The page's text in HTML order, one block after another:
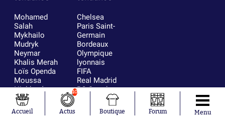
Mohamed
Salah
Mykhailo
Mudryk
Neymar
Khalis Merah
Loïs Openda
Moussa
Niakhaté
Nicolás
Tagliafico
Pavel Šulc
Chelsea
Paris Saint-
Germain
Bordeaux
Olympique
lyonnais
FIFA
Real Madrid
RC Strasbourg
AC Milan
RC Lens
Accueil
10
Actus Boutique Forum Menu